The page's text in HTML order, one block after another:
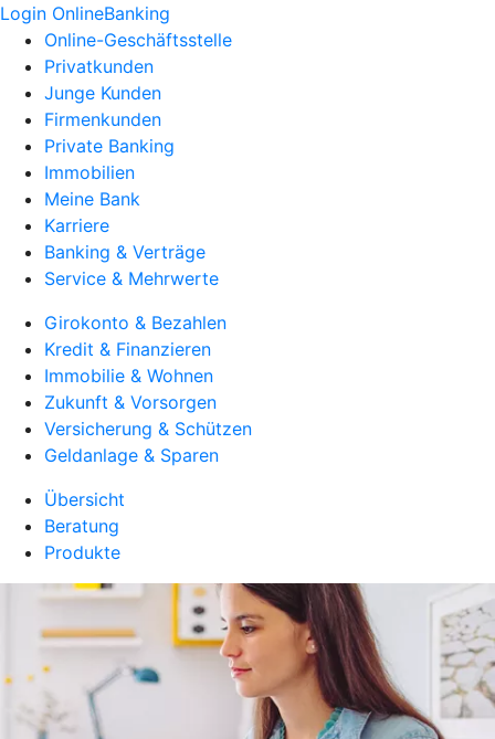
Login OnlineBanking
Online-Geschäftsstelle
Privatkunden
Junge Kunden
Firmenkunden
Private Banking
Immobilien
Meine Bank
Karriere
Banking & Verträge
Service & Mehrwerte
Girokonto & Bezahlen
Kredit & Finanzieren
Immobilie & Wohnen
Zukunft & Vorsorgen
Versicherung & Schützen
Geldanlage & Sparen
Übersicht
Beratung
Produkte